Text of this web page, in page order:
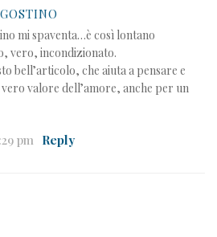
mi spaventa…è così lontano
vero, incondizionato.
bell’articolo, che aiuta a pensare e
valore dell’amore, anche per un
pm Reply